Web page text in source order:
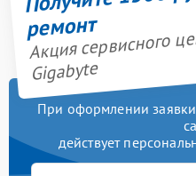
ремонт
Акция сервисного
Gigabyte
При оформлении
действует